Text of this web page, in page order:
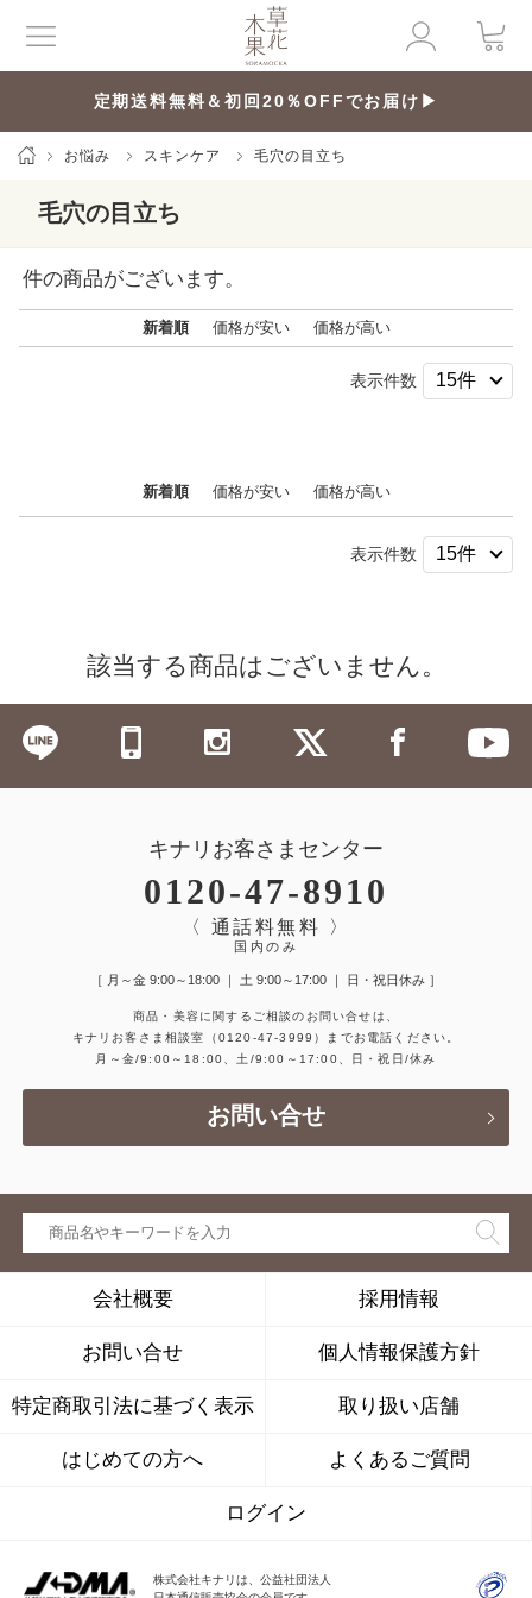
定期送料無料＆初回20％OFFでお届け▶
お悩み スキンケア 毛穴の目立ち
毛穴の目立ち
件の商品がございます。
新着順 価格が安い 価格が高い
表示件数
新着順 価格が安い 価格が高い
表示件数
該当する商品はございません。
キナリお客さまセンター
0120-47-8910
〈 通話料無料 〉
国内のみ
［ 月～金 9:00～18:00 ｜ 土 9:00～17:00 ｜ 日・祝日休み ］
商品・美容に関するご相談のお問い合せは、
キナリお客さま相談室
（0120-47-3999）
までお電話ください。
月～金/9:00～18:00、土/9:00～17:00、日・祝日/休み
お問い合せ
会社概要 採用情報
お問い合せ 個人情報保護方針
特定商取引法に基づく表示 取り扱い店舗
はじめての方へ よくあるご質問
ログイン
株式会社キナリは、公益社団法人